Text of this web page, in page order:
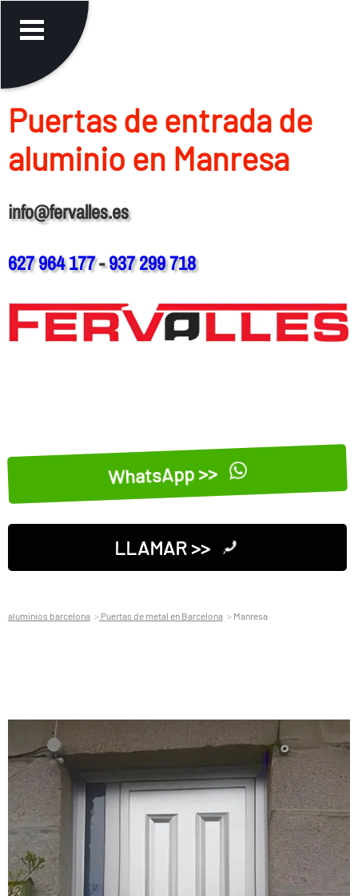
Puertas de entrada de
aluminio en Manresa
info@fervalles.es
627 964 177-937 299 718
WhatsApp >>
LLAMAR >>
aluminios barcelona Puertas de metal en Barcelona Manresa